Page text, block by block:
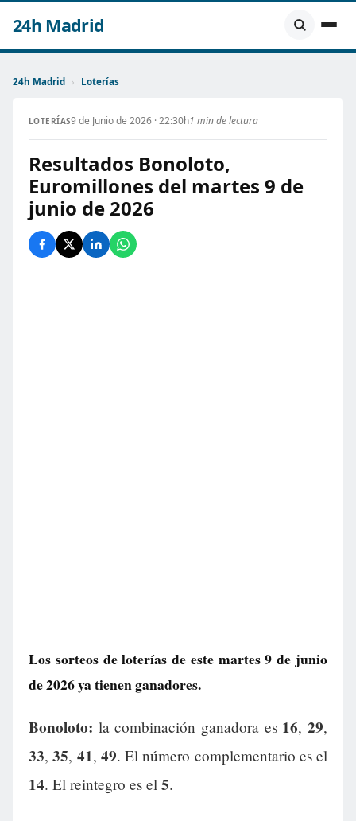
24h Madrid
24h Madrid › Loterías
LOTERÍAS9 de Junio de 2026 · 22:30h1 min de lectura
Resultados Bonoloto,
Euromillones del martes 9 de
junio de 2026
Los sorteos de loterías de este martes 9 de junio
de 2026 ya tienen ganadores.
Bonoloto: la combinación ganadora es 16,29,
33,35, 41, 49. El número complementario es el
14. El reintegro es el 5.